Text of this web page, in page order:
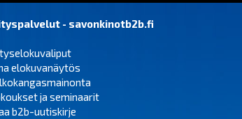
- savonkinotb2b.fi
elokuvanäytös
ja seminaarit
b2b-uutiskirje